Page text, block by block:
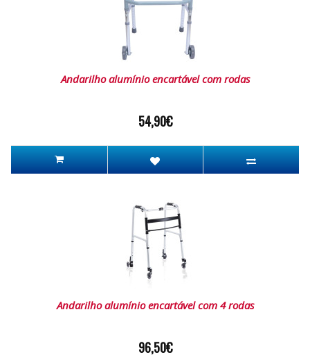
Andarilho alumínio encartável com rodas
54,90€
Andarilho alumínio encartável com 4 rodas
96,50€